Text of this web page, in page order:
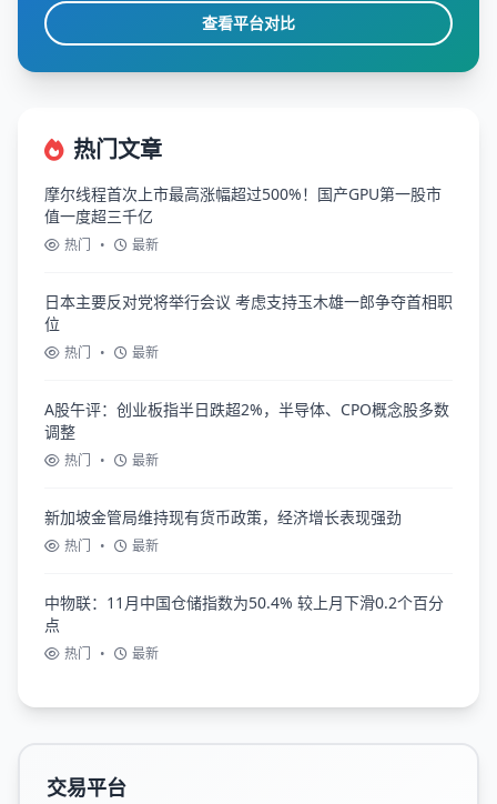
查看平台对比
热门文章
摩尔线程首次上市最高涨幅超过500%！国产GPU第一股市
值一度超三千亿
热门 • 最新
日本主要反对党将举行会议 考虑支持玉木雄一郎争夺首相职
位
热门 • 最新
A股午评：创业板指半日跌超2%，半导体、CPO概念股多数
调整
热门 • 最新
新加坡金管局维持现有货币政策，经济增长表现强劲
热门 • 最新
中物联：11月中国仓储指数为50.4% 较上月下滑0.2个百分
点
热门 • 最新
交易平台